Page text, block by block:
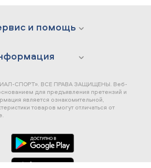
и помощь
СПОРТ». ВСЕ ПРАВА ЗАЩИЩЕНЫ. Веб-
для предъявления претензий и
является ознакомительной,
товаров могут отличаться от